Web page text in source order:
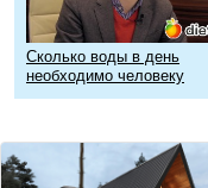
Сколько воды в день
необходимо человеку